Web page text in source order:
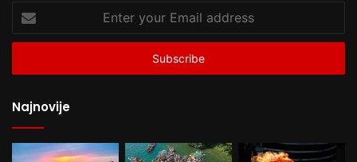
your
Email
Najnovije